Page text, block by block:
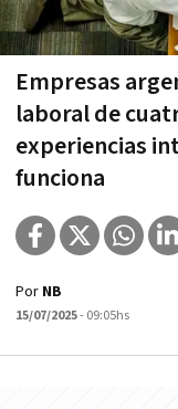
Empresas
laboral de
experiencias
funciona
Por NB
15/07/2025- 09:05hs